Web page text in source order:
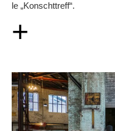
le „Konschttreff“.
+